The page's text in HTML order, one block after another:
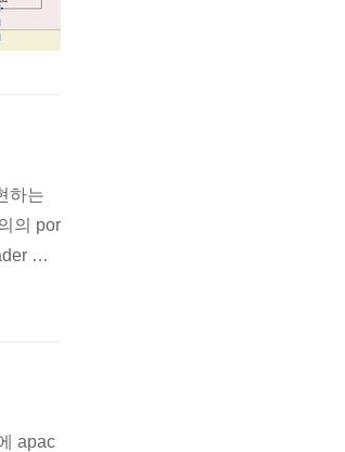
하는
의 por
Co
로 he
apac